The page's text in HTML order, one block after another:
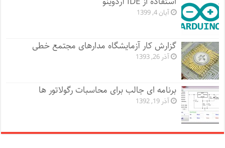
آبان 4, 1399
گزارش کار آزمایشگاه مدارهای مجتمع خطی
آذر 26, 1393
برنامه ای جالب برای محاسبات رگولاتور ها
آذر 19, 1392